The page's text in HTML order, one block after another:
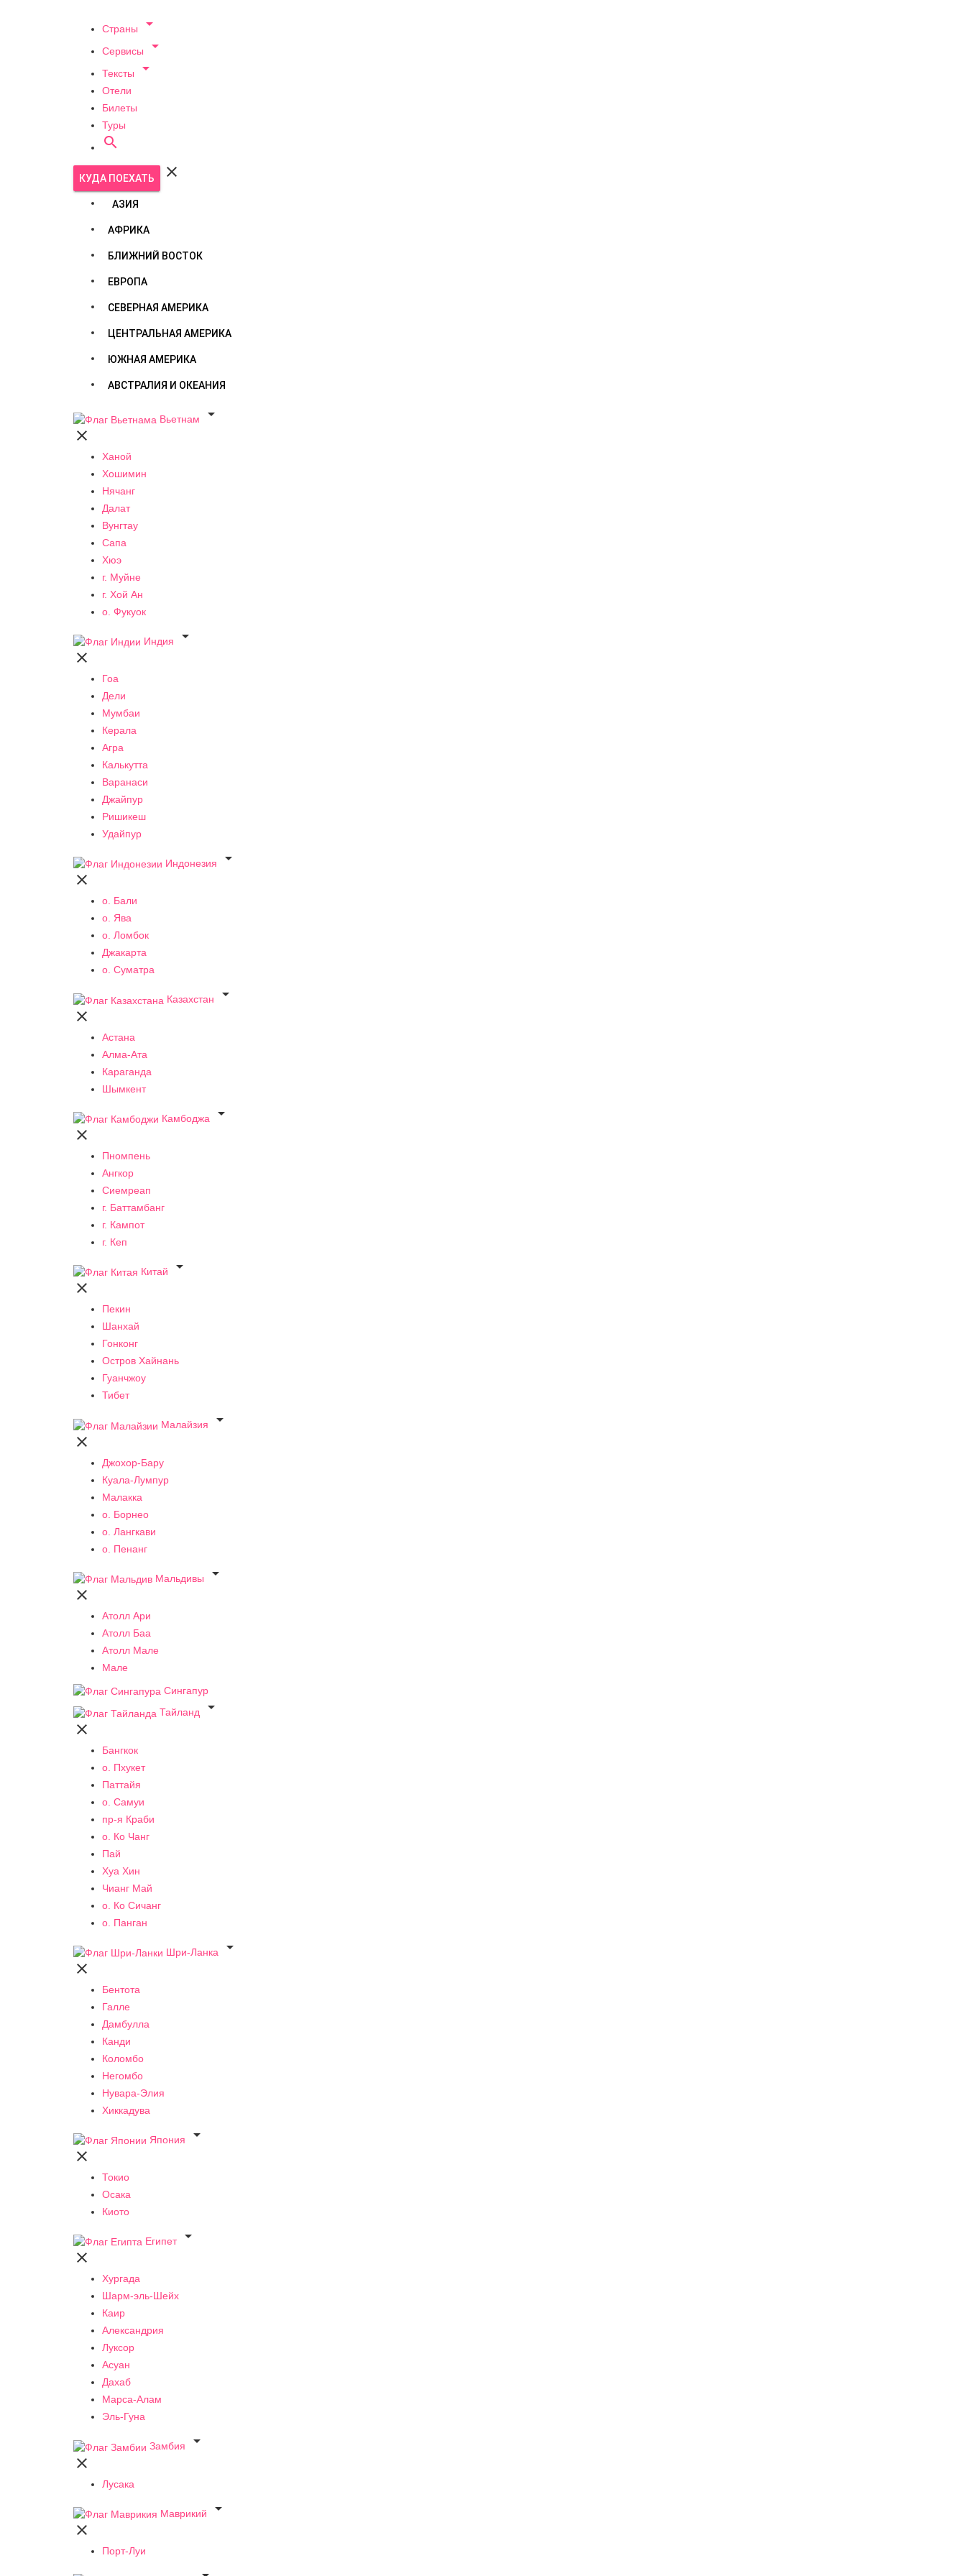
Страны 
Сервисы 
Тексты 
Отели
Билеты
Туры

КУДА ПОЕХАТЬ 
АЗИЯ
АФРИКА
БЛИЖНИЙ ВОСТОК
ЕВРОПА
СЕВЕРНАЯ АМЕРИКА
ЦЕНТРАЛЬНАЯ АМЕРИКА
ЮЖНАЯ АМЕРИКА
АВСТРАЛИЯ И ОКЕАНИЯ
Вьетнам


Ханой
Хошимин
Нячанг
Далат
Вунгтау
Сапа
Хюэ
г. Муйне
г. Хой Ан
о. Фукуок
Индия


Гоа
Дели
Мумбаи
Керала
Агра
Калькутта
Варанаси
Джайпур
Ришикеш
Удайпур
Индонезия


о. Бали
о. Ява
о. Ломбок
Джакарта
о. Суматра
Казахстан


Астана
Алма-Ата
Караганда
Шымкент
Камбоджа


Пномпень
Ангкор
Сиемреап
г. Баттамбанг
г. Кампот
г. Кеп
Китай


Пекин
Шанхай
Гонконг
Остров Хайнань
Гуанчжоу
Тибет
Малайзия


Джохор-Бару
Куала-Лумпур
Малакка
о. Борнео
о. Лангкави
о. Пенанг
Мальдивы


Атолл Ари
Атолл Баа
Атолл Мале
Мале
Сингапур
Тайланд


Бангкок
о. Пхукет
Паттайя
о. Самуи
пр-я Краби
о. Ко Чанг
Пай
Хуа Хин
Чианг Май
о. Ко Сичанг
о. Панган
Шри-Ланка


Бентота
Галле
Дамбулла
Канди
Коломбо
Негомбо
Нувара-Элия
Хиккадува
Япония


Токио
Осака
Киото
Египет


Хургада
Шарм-эль-Шейх
Каир
Александрия
Луксор
Асуан
Дахаб
Марса-Алам
Эль-Гуна
Замбия


Лусака
Маврикий


Порт-Луи